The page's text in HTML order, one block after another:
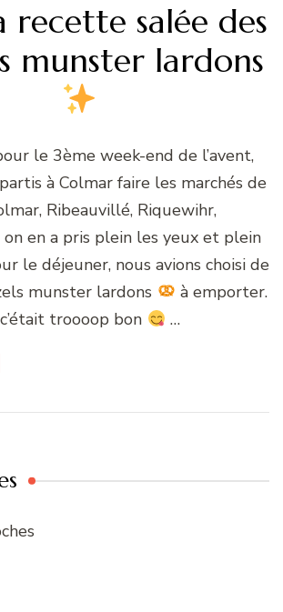
recette salée des
munster lardons
le 3ème week-end de l’avent,
à Colmar faire les marchés de
Ribeauvillé, Riquewihr,
on en a pris plein les yeux et plein
le déjeuner, nous avions choisi de
munster lardons
à emporter.
troooop bon
…